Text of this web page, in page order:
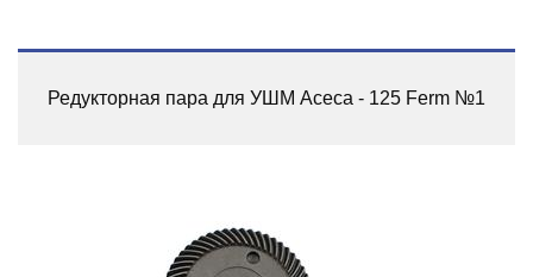
Редукторная пара для УШМ Асеса - 125 Ferm №1